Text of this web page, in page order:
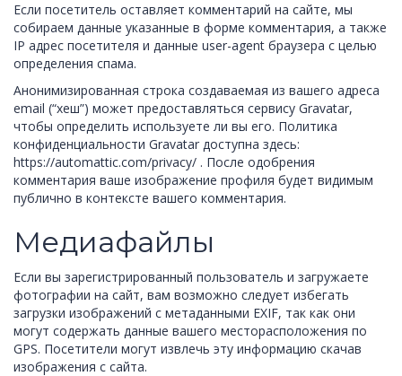
Если посетитель оставляет комментарий на сайте, мы
собираем данные указанные в форме комментария, а также
IP адрес посетителя и данные user-agent браузера с целью
определения спама.
Анонимизированная строка создаваемая из вашего адреса
email (“хеш”) может предоставляться сервису Gravatar,
чтобы определить используете ли вы его. Политика
конфиденциальности Gravatar доступна здесь:
https://automattic.com/privacy/ . После одобрения
комментария ваше изображение профиля будет видимым
публично в контексте вашего комментария.
Медиафайлы
Если вы зарегистрированный пользователь и загружаете
фотографии на сайт, вам возможно следует избегать
загрузки изображений с метаданными EXIF, так как они
могут содержать данные вашего месторасположения по
GPS. Посетители могут извлечь эту информацию скачав
изображения с сайта.